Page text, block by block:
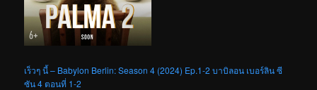
เร็วๆ นี้ – Babylon Berlin: Season 4 (2024) Ep.1-2 บาบิลอน เบอร์ลิน ซี
ซัน 4 ตอนที่ 1-2